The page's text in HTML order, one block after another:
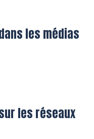
les médias
les réseaux